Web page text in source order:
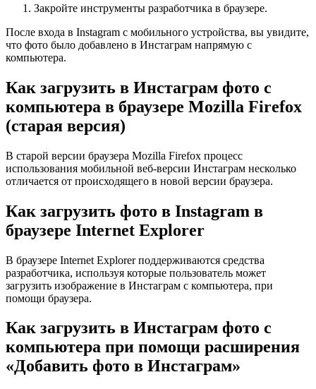
Закройте инструменты разработчика в браузере.
После входа в Instagram с мобильного устройства, вы увидите,
что фото было добавлено в Инстаграм напрямую с
компьютера.
Как загрузить в Инстаграм фото с
компьютера в браузере Mozilla Firefox
(старая версия)
В старой версии браузера Mozilla Firefox процесс
использования мобильной веб-версии Инстаграм несколько
отличается от происходящего в новой версии браузера.
Как загрузить фото в Instagram в
браузере Internet Explorer
В браузере Internet Explorer поддерживаются средства
разработчика, используя которые пользователь может
загрузить изображение в Инстаграм с компьютера, при
помощи браузера.
Как загрузить в Инстаграм фото с
компьютера при помощи расширения
«Добавить фото в Инстаграм»